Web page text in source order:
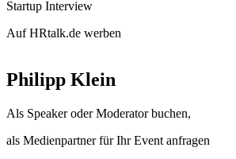
Startup Interview
Auf HRtalk.de werben
Philipp Klein
Als Speaker oder Moderator buchen,
als Medienpartner für Ihr Event anfragen